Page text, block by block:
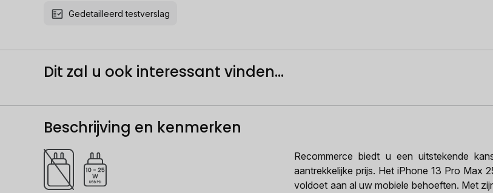
Gedetailleerd testverslag
Dit zal u ook interessant vinden...
Beschrijving en kenmerken
Recommerce biedt u een uitstekende
aantrekkelijke prijs. Het iPhone 13 Pro Max
voldoet aan al uw mobiele behoeften. Met